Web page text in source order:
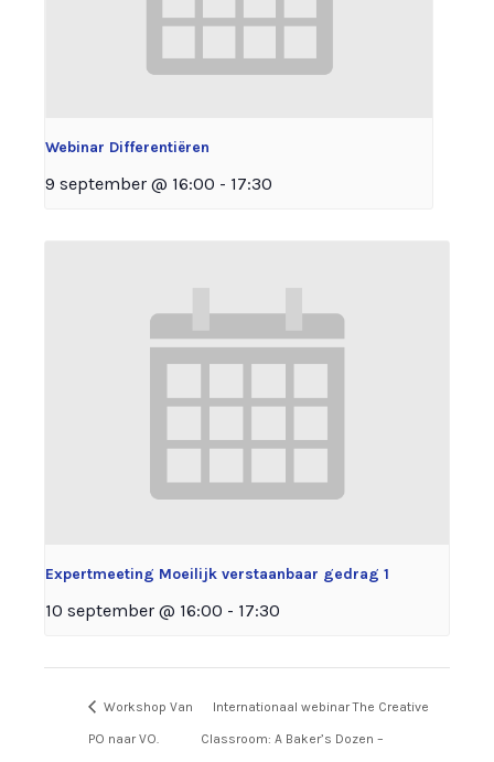
Webinar Differentiëren
9 september @ 16:00 - 17:30
Expertmeeting Moeilijk verstaanbaar gedrag 1
10 september @ 16:00 - 17:30
Workshop Van
PO naar VO.
Internationaal webinar The Creative
Classroom: A Baker’s Dozen –